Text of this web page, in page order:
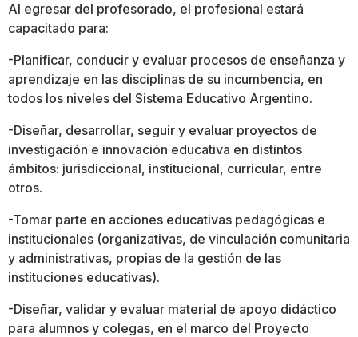
Al egresar del profesorado, el profesional estará
capacitado para:
-Planificar, conducir y evaluar procesos de enseñanza y
aprendizaje en las disciplinas de su incumbencia, en
todos los niveles del Sistema Educativo Argentino.
-Diseñar, desarrollar, seguir y evaluar proyectos de
investigación e innovación educativa en distintos
ámbitos: jurisdiccional, institucional, curricular, entre
otros.
-Tomar parte en acciones educativas pedagógicas e
institucionales (organizativas, de vinculación comunitaria
y administrativas, propias de la gestión de las
instituciones educativas).
-Diseñar, validar y evaluar material de apoyo didáctico
para alumnos y colegas, en el marco del Proyecto